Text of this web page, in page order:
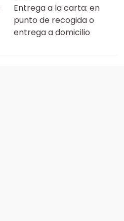
Entrega a la carta: en
punto de recogida o
entrega a domicilio